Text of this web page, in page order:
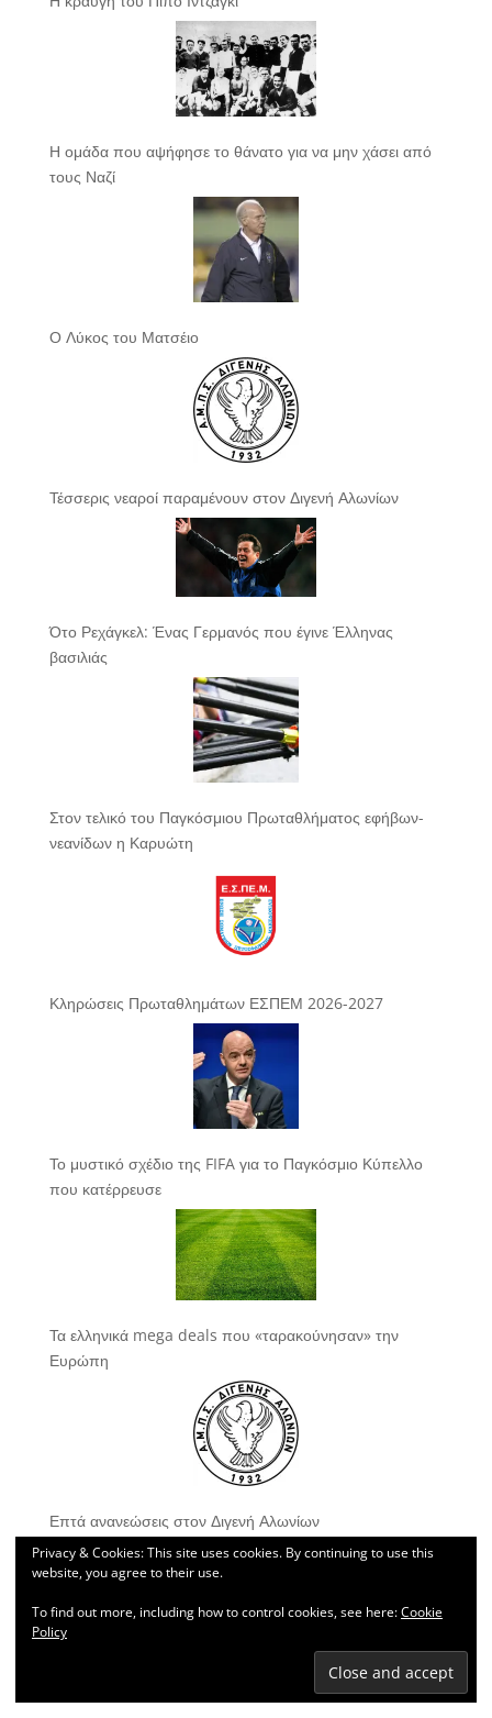
Η ομάδα που αψήφησε το θάνατο για να μην χάσει από
τους Ναζί
Ο Λύκος του Ματσέιο
Τέσσερις νεαροί παραμένουν στον Διγενή Αλωνίων
Ότο Ρεχάγκελ: Ένας Γερμανός που έγινε Έλληνας
βασιλιάς
Στον τελικό του Παγκόσμιου Πρωταθλήματος εφήβων-
νεανίδων η Καρυώτη
Κληρώσεις Πρωταθλημάτων ΕΣΠΕΜ 2026-2027
Το μυστικό σχέδιο της FIFA για το Παγκόσμιο Κύπελλο
που κατέρρευσε
Τα ελληνικά mega deals που «ταρακούνησαν» την
Ευρώπη
Επτά ανανεώσεις στον Διγενή Αλωνίων
Superbet Κύπελλο Ελλάδας: πρόγραμμα 2ου γύρου 1ης
Privacy & Cookies: This site uses cookies. By continuing to use this
website, you agree to their use.
To find out more, including how to control cookies, see here:Cookie
Policy